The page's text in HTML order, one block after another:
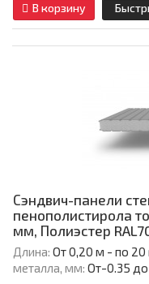
В корзину
Сэндвич-панели
пенополистирола
мм, Полиэстер
Длина: От 0,20 м - по
металла, мм: От-0.35 до